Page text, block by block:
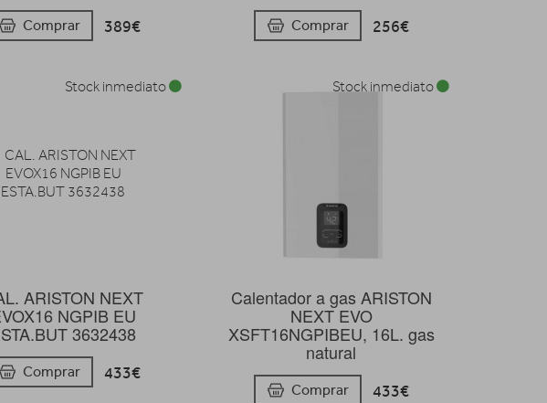
Comprar 389€ Comprar 256€
ARISTON NEXT
NGPIB EU
3632438
Comprar 433€
Stock inmediato
Calentador a gas ARISTON
NEXT EVO
XSFT16NGPIBEU, 16L. gas
natural
Comprar 433€
Stock inmediato